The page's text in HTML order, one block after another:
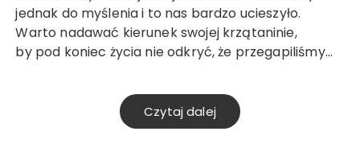
jednak do myślenia i to nas bardzo ucieszyło.
Warto nadawać kierunek swojej krzątaninie,
by pod koniec życia nie odkryć, że przegapiliśmy…
Czytaj dalej